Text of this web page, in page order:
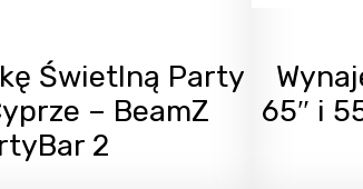
Świetlną Party
– BeamZ
2
65″ i